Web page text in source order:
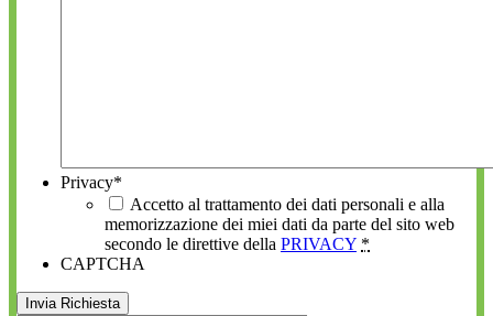
Privacy*
Accetto al trattamento dei dati personali e alla
memorizzazione dei miei dati da parte del sito web
secondo le direttive della PRIVACY *
CAPTCHA